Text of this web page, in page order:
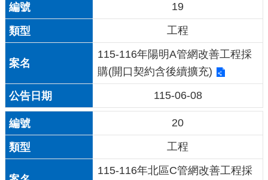
19
工程
115-116年陽明A管網改善工程採
購(開口契約含後續擴充)
115-06-08
20
工程
115-116年北區C管網改善工程採